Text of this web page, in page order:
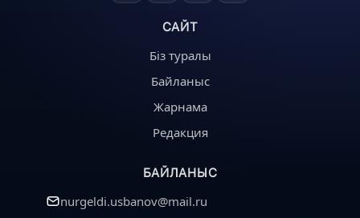
САЙТ
Біз туралы
Байланыс
Жарнама
Редакция
БАЙЛАНЫС
nurgeldi.usbanov@mail.ru